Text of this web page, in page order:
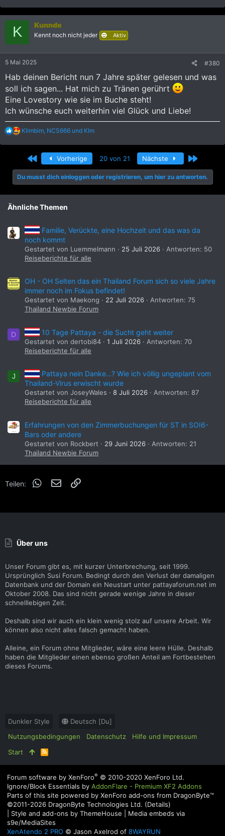
a
k
n
K Kunnde
Kennt noch nicht jeder Aktiv
5 Mai 2025 #380
Hab deinen Bericht nun 7 Jahre später gelesen und was
soll ich sagen... Hat mich zu Tränen gerührt
Eine Lovestory wie sie im Buche steht!
Ich wünsche euch weiterhin viel Glück und Liebe!
R
a
i
o
n
e
:
Klimbim NCS666 und KIm
Erste Vorherige 20 von 21 Nächste Letzte
Du musst dich einloggen oder registrieren, um hier zu antworten.
Ähnliche Themen
Familie, Verückte, eine Hochzeit und das was da
noch kommt
Gestartet von Luemmelmann 25 Juli 2026
Antworten: 50
Reiseberichte für alle
OH - OH Selten das ein Thailand Forum sich so viele Jahre
immer noch im Fokus befindet!
Gestartet von Maekong 22 Juli 2026
Antworten: 75
Thailand Newbie Forum
D 10 Tage Pattaya - die Sucht geht weiter
Gestartet von dertobi84 1 Juli 2026
Antworten: 70
Reiseberichte für alle
J
Pattaya nein Danke…? Wie ich völlig ungeplant vom
Thailand-Virus erwischt wurde
Gestartet von JoseyWales 8 Juli 2026
Antworten: 87
Reiseberichte für alle
Erfahrungen von den Zimmerbuchungen für ST in SOI6-
Bars oder andere
Gestartet von Rockbert 29 Juni 2026
Antworten: 21
Thailand Newbie Forum
Teilen: WhatsApp
E-Mail
Über uns
Unser Forum gibt es, mit kurzer Unterbrechung, seit 1999.
Ursprünglich Susi Forum. Bedingt durch den Verlust der damaligen
Datenbank und der Domain ein Neustart unter pattayaforum.net im
Oktober 2008. Das sind nicht gerade wenige Jahre in dieser
schnelllebigen Zeit.
Deshalb sind wir auch ein klein wenig stolz auf unsere Arbeit. Wir
können also nicht alles falsch gemacht haben.
Alleine, ein Forum ohne Mitglieder, wäre eine leere Hülle. Deshalb
haben die Mitglieder einen ebenso großen Anteil am Fortbestehen
dieses Forums.
Dunkler Style
Deutsch [Du]
Nutzungsbedingungen
Datenschutz
Hilfe und Impressum
Start
R
S
S
Forum software by XenForo® © 2010-2020 XenForo Ltd.
Ignore/Block Essentials by AddonFlare - Premium XF2 Addons
Parts of this site powered by XenForo add-ons from DragonByte™
©2011-2026 DragonByte Technologies Ltd. (Details)
Style and add-ons by ThemeHouse
Media embeds via
s9e/MediaSites
XenAtendo 2 PRO © Jason Axelrod of 8WAYRUN